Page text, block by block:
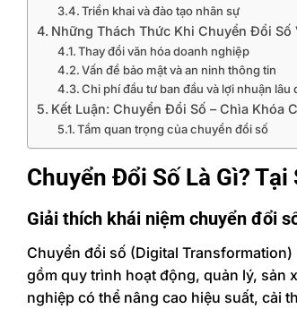
Triển khai và đào tạo nhân sự
Những Thách Thức Khi Chuyển Đổi Số
Thay đổi văn hóa doanh nghiệp
Vấn đề bảo mật và an ninh thông tin
Chi phí đầu tư ban đầu và lợi nhuận lâu
Kết Luận: Chuyển Đổi Số – Chìa Khóa
Tầm quan trọng của chuyển đổi số
Chuyển Đổi Số Là Gì?
Giải thích khái niệm chuyển đổi
Chuyển đổi số (Digital
gồm quy trình hoạt động, quản lý, sản
nghiệp có thể nâng cao hiệu suất, cải